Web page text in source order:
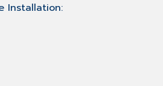
Installation: